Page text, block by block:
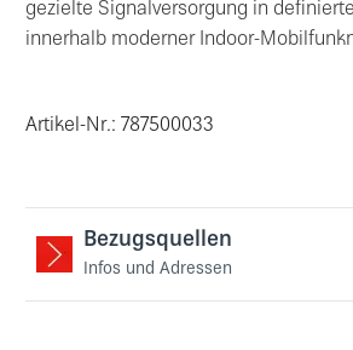
gezielte Signalversorgung in
innerhalb moderner Indoor-
Artikel-Nr.: 787500033
Bezugsquellen
Infos und Adressen